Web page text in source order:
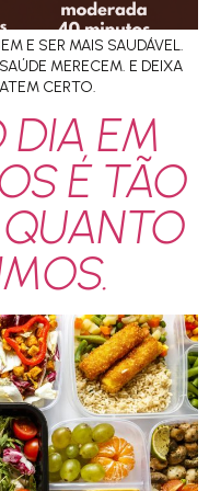
E SER MAIS SAUDÁVEL.
MERECEM. E DEIXA
CERTO.
DIA EM
É TÃO